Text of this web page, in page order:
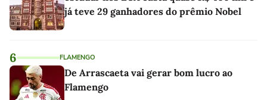
já teve 29 ganhadores do prêmio Nobel
6 FLAMENGO
De Arrascaeta vai gerar bom lucro ao
Flamengo